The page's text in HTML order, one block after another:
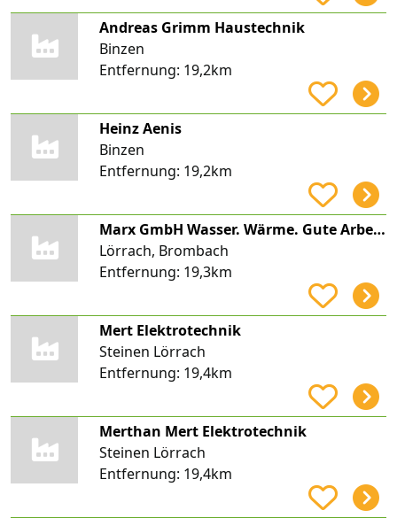
Andreas Grimm Haustechnik
Binzen
Entfernung: 19,2km
Heinz Aenis
Binzen
Entfernung: 19,2km
Marx GmbH Wasser. Wärme. Gute Arbeit.
Lörrach, Brombach
Entfernung: 19,3km
Mert Elektrotechnik
Steinen Lörrach
Entfernung: 19,4km
Merthan Mert Elektrotechnik
Steinen Lörrach
Entfernung: 19,4km